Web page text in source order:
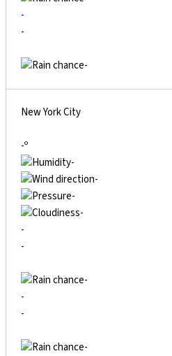
-
-
-
New York City
-º
-
-
-
-
-
-
-
-
-
-